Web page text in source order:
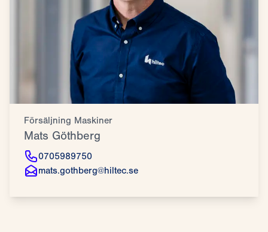
Försäljning Maskiner
Mats Göthberg
0705989750
mats.gothberg@hiltec.se